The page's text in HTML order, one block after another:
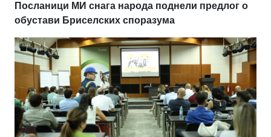
Посланици МИ снага народа поднели предлог о
обустави Бриселских споразума